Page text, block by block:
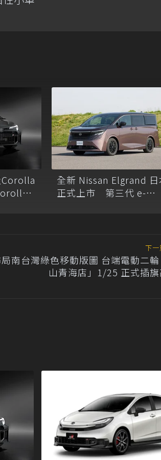
Corolla
全新 Nissan Elgrand
正式上市 第三代 e-
下
南台灣綠色移動版圖 台端電動二
山青海店」1/25 正式插